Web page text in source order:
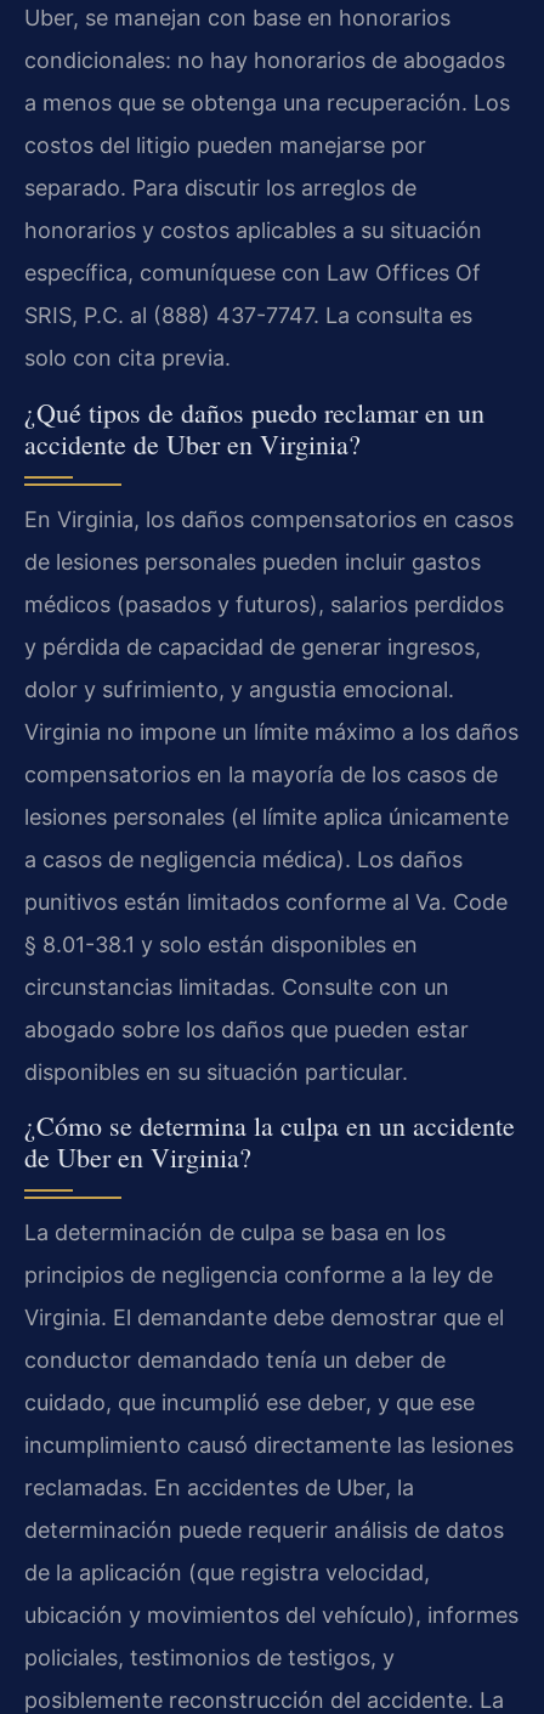
Uber, se manejan con base en honorarios
condicionales: no hay honorarios de abogados
a menos que se obtenga una recuperación. Los
costos del litigio pueden manejarse por
separado. Para discutir los arreglos de
honorarios y costos aplicables a su situación
específica, comuníquese con Law Offices Of
SRIS, P.C. al (888) 437-7747. La consulta es
solo con cita previa.
¿Qué tipos de daños puedo reclamar en un
accidente de Uber en Virginia?
En Virginia, los daños compensatorios en casos
de lesiones personales pueden incluir gastos
médicos (pasados y futuros), salarios perdidos
y pérdida de capacidad de generar ingresos,
dolor y sufrimiento, y angustia emocional.
Virginia no impone un límite máximo a los daños
compensatorios en la mayoría de los casos de
lesiones personales (el límite aplica únicamente
a casos de negligencia médica). Los daños
punitivos están limitados conforme al Va. Code
§ 8.01-38.1 y solo están disponibles en
circunstancias limitadas. Consulte con un
abogado sobre los daños que pueden estar
disponibles en su situación particular.
¿Cómo se determina la culpa en un accidente
de Uber en Virginia?
La determinación de culpa se basa en los
principios de negligencia conforme a la ley de
Virginia. El demandante debe demostrar que el
conductor demandado tenía un deber de
cuidado, que incumplió ese deber, y que ese
incumplimiento causó directamente las lesiones
reclamadas. En accidentes de Uber, la
determinación puede requerir análisis de datos
de la aplicación (que registra velocidad,
ubicación y movimientos del vehículo), informes
policiales, testimonios de testigos, y
posiblemente reconstrucción del accidente. La